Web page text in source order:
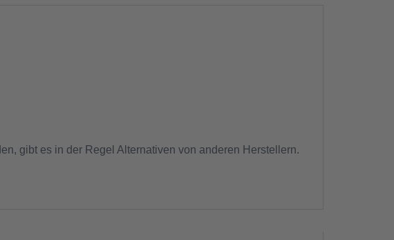
gibt es in der Regel Alternativen von anderen Herstellern.